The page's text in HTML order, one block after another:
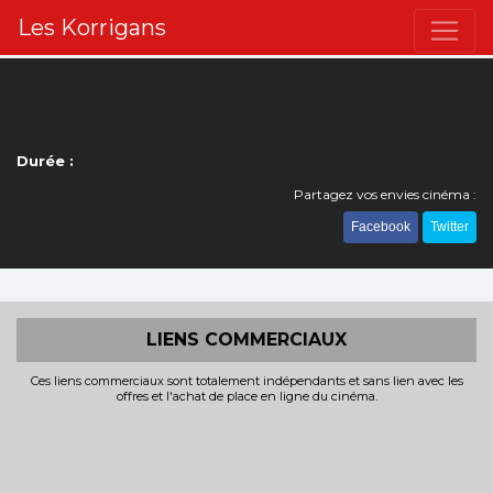
Les Korrigans
Durée :
Partagez vos envies cinéma :
Facebook Twitter
LIENS COMMERCIAUX
Ces liens commerciaux sont totalement indépendants et sans lien avec les
offres et l'achat de place en ligne du cinéma.